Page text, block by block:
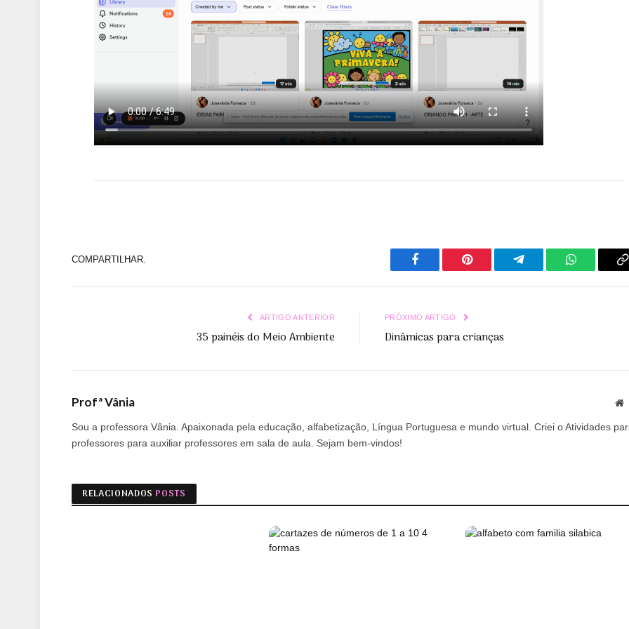
COMPARTILHAR.
Facebook Pinterest TelegramaWhatsApp
ARTIGO ANTERIOR
35 painéis do Meio Ambiente
PRÓXIMO ARTIGO
Dinâmicas para crianças
Profª Vânia
Sou a professora Vânia. Apaixonada pela educação, alfabetização, Língua Portuguesa e mundo virtual. Criei o Atividades
professores para auxiliar professores em sala de aula. Sejam bem-vindos!
RELACIONADOS POSTS